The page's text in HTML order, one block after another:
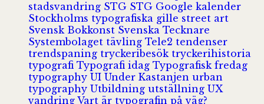
stadsvandring STG STG Google kalender
Stockholms typografiska gille street art
Svensk Bokkonst Svenska Tecknare
Systembolaget tävling Tele2 tendenser
trendspaning tryckeribesök tryckerihistoria
typografi Typografi idag Typografisk fredag
typography UI Under Kastanjen urban
typography Utbildning utställning UX
vandring Vart är typografin på väg?